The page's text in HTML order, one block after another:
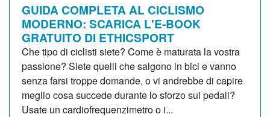
GUIDA COMPLETA AL CICLISMO
MODERNO: SCARICA L'E-BOOK
GRATUITO DI ETHICSPORT
Che tipo di ciclisti siete? Come è maturata la vostra
passione? Siete quelli che salgono in bici e vanno
senza farsi troppe domande, o vi andrebbe di capire
meglio cosa succede durante lo sforzo sui pedali?
Usate un cardiofrequenzimetro o i...